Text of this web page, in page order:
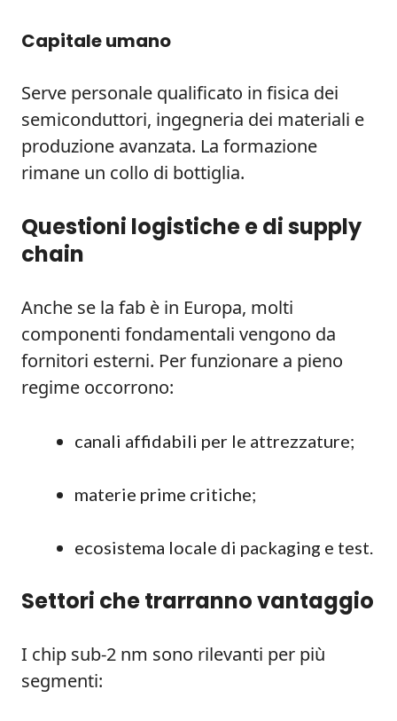
Capitale umano
Serve personale qualificato in fisica dei
semiconduttori, ingegneria dei materiali e
produzione avanzata. La formazione
rimane un collo di bottiglia.
Questioni logistiche e di supply
chain
Anche se la fab è in Europa, molti
componenti fondamentali vengono da
fornitori esterni. Per funzionare a pieno
regime occorrono:
canali affidabili per le attrezzature;
materie prime critiche;
ecosistema locale di packaging e test.
Settori che trarranno vantaggio
I chip sub-2 nm sono rilevanti per più
segmenti: